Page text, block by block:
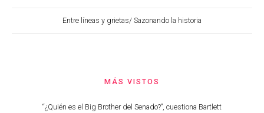
Entre líneas y grietas/ Sazonando la historia
MÁS VISTOS
“¿Quién es el Big Brother del Senado?”, cuestiona Bartlett